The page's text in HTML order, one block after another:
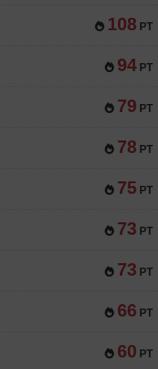
108 PT
94 PT
79 PT
78 PT
75 PT
73 PT
73 PT
66 PT
60 PT